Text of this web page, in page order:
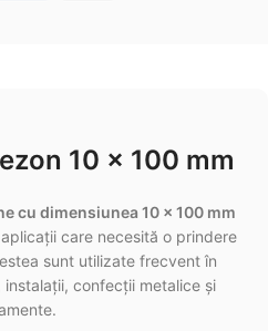
10 x 100 mm
cu dimensiunea 10 x 100 mm
care necesită o prindere
sunt utilizate frecvent în
confecții metalice și